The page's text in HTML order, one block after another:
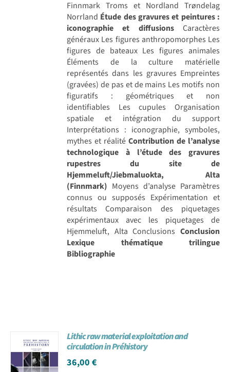
Finnmark Troms et Nordland Trøndelag
Norrland Étude des gravures et peintures :
iconographie et diffusions Caractères
généraux Les figures anthropomorphes Les
figures de bateaux Les figures animales
Éléments de la culture matérielle
représentés dans les gravures Empreintes
(gravées) de pas et de mains Les motifs non
figuratifs : géométriques et non
identifiables Les cupules Organisation
spatiale et intégration du support
Interprétations : iconographie, symboles,
mythes et réalitéContribution de l’analyse
technologique à l’étude des gravures
rupestres du site de
Hjemmeluft/Jiebmaluokta, Alta
(Finnmark) Moyens d’analyse Paramètres
connus ou supposés Expérimentation et
résultats Comparaison des piquetages
expérimentaux avec les piquetages de
Hjemmeluft, Alta Conclusions Conclusion
Lexique thématique trilingue
Bibliographie
Lithic raw material exploitation and
circulation in Préhistory
36,00€